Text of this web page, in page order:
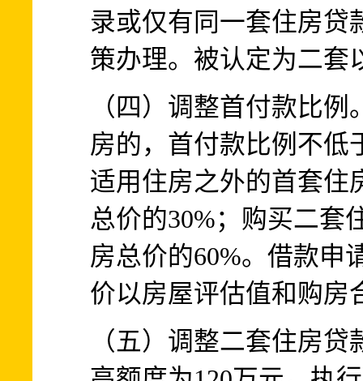
录或仅有同一套住房贷
策办理。被认定为二套
（四）调整首付款比
房的，首付款比例不低
适用住房之外的首套住
总价的30%；购买二套
房总价的60%。借款申
价以房屋评估值和购房
（五）调整二套住房